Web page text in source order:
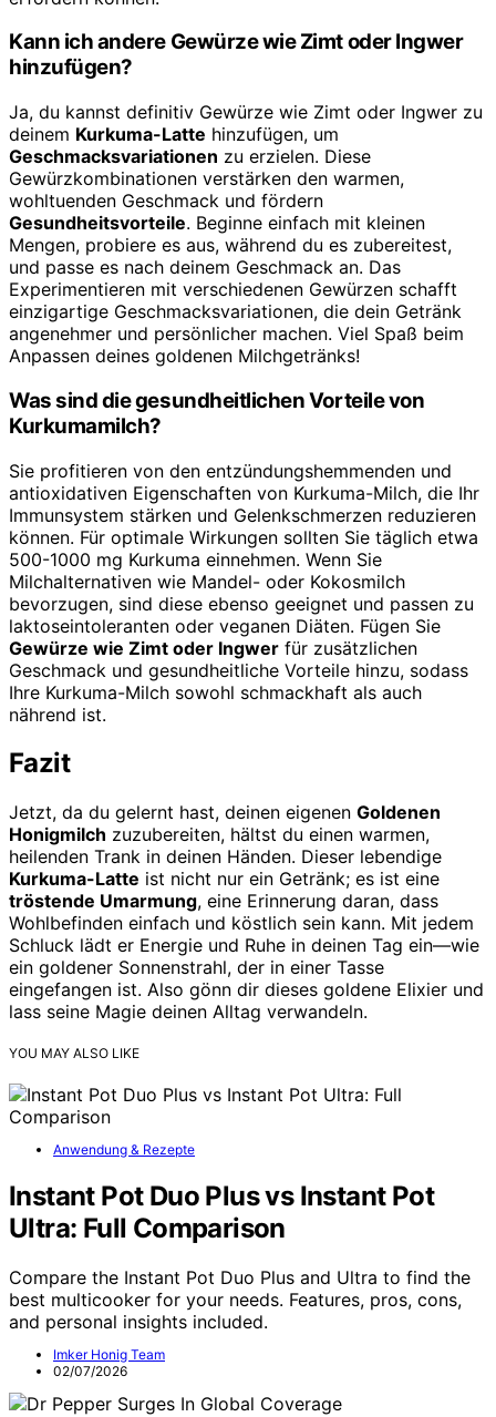
Kann ich andere Gewürze wie Zimt oder Ingwer
hinzufügen?
Ja, du kannst definitiv Gewürze wie Zimt oder Ingwer zu
deinem Kurkuma-Latte hinzufügen, um
Geschmacksvariationen zu erzielen. Diese
Gewürzkombinationen verstärken den warmen,
wohltuenden Geschmack und fördern
Gesundheitsvorteile. Beginne einfach mit kleinen
Mengen, probiere es aus, während du es zubereitest,
und passe es nach deinem Geschmack an. Das
Experimentieren mit verschiedenen Gewürzen schafft
einzigartige Geschmacksvariationen, die dein Getränk
angenehmer und persönlicher machen. Viel Spaß beim
Anpassen deines goldenen Milchgetränks!
Was sind die gesundheitlichen Vorteile von
Kurkumamilch?
Sie profitieren von den entzündungshemmenden und
antioxidativen Eigenschaften von Kurkuma-Milch, die Ihr
Immunsystem stärken und Gelenkschmerzen reduzieren
können. Für optimale Wirkungen sollten Sie täglich etwa
500-1000 mg Kurkuma einnehmen. Wenn Sie
Milchalternativen wie Mandel- oder Kokosmilch
bevorzugen, sind diese ebenso geeignet und passen zu
laktoseintoleranten oder veganen Diäten. Fügen Sie
Gewürze wie Zimt oder Ingwer für zusätzlichen
Geschmack und gesundheitliche Vorteile hinzu, sodass
Ihre Kurkuma-Milch sowohl schmackhaft als auch
nährend ist.
Fazit
Jetzt, da du gelernt hast, deinen eigenen Goldenen
Honigmilch zuzubereiten, hältst du einen warmen,
heilenden Trank in deinen Händen. Dieser lebendige
Kurkuma-Latte ist nicht nur ein Getränk; es ist eine
tröstende Umarmung, eine Erinnerung daran, dass
Wohlbefinden einfach und köstlich sein kann. Mit jedem
Schluck lädt er Energie und Ruhe in deinen Tag ein—wie
ein goldener Sonnenstrahl, der in einer Tasse
eingefangen ist. Also gönn dir dieses goldene Elixier und
lass seine Magie deinen Alltag verwandeln.
YOU MAY ALSO LIKE
Anwendung & Rezepte
Instant Pot Duo Plus vs Instant Pot
Ultra: Full Comparison
Compare the Instant Pot Duo Plus and Ultra to find the
best multicooker for your needs. Features, pros, cons,
and personal insights included.
Imker Honig Team
02/07/2026